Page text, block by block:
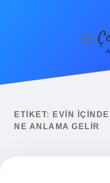
Yasal Uyarı
ETIKET:
EVIN
NE ANLAMA GELIR